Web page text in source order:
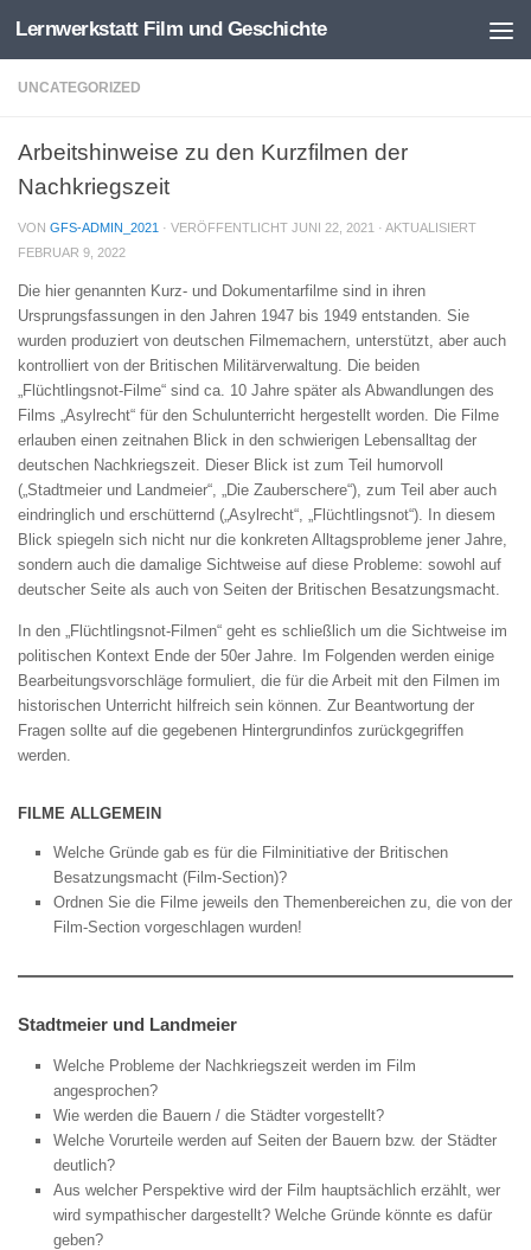
Zum Inhalt springen
Lernwerkstatt Film und Geschichte
UNCATEGORIZED
Arbeitshinweise zu den Kurzfilmen der
Nachkriegszeit
VON GFS-ADMIN_2021 · VERÖFFENTLICHT JUNI 22, 2021 · AKTUALISIERT
FEBRUAR 9, 2022
Die hier genannten Kurz- und Dokumentarfilme sind in ihren
Ursprungsfassungen in den Jahren 1947 bis 1949 entstanden. Sie
wurden produziert von deutschen Filmemachern, unterstützt, aber auch
kontrolliert von der Britischen Militärverwaltung. Die beiden
„Flüchtlingsnot-Filme“ sind ca. 10 Jahre später als Abwandlungen des
Films „Asylrecht“ für den Schulunterricht hergestellt worden. Die Filme
erlauben einen zeitnahen Blick in den schwierigen Lebensalltag der
deutschen Nachkriegszeit. Dieser Blick ist zum Teil humorvoll
(„Stadtmeier und Landmeier“, „Die Zauberschere“), zum Teil aber auch
eindringlich und erschütternd („Asylrecht“, „Flüchtlingsnot“). In diesem
Blick spiegeln sich nicht nur die konkreten Alltagsprobleme jener Jahre,
sondern auch die damalige Sichtweise auf diese Probleme: sowohl auf
deutscher Seite als auch von Seiten der Britischen Besatzungsmacht.
In den „Flüchtlingsnot-Filmen“ geht es schließlich um die Sichtweise im
politischen Kontext Ende der 50er Jahre. Im Folgenden werden einige
Bearbeitungsvorschläge formuliert, die für die Arbeit mit den Filmen im
historischen Unterricht hilfreich sein können. Zur Beantwortung der
Fragen sollte auf die gegebenen Hintergrundinfos zurückgegriffen
werden.
FILME ALLGEMEIN
Welche Gründe gab es für die Filminitiative der Britischen
Besatzungsmacht (Film-Section)?
Ordnen Sie die Filme jeweils den Themenbereichen zu, die von der
Film-Section vorgeschlagen wurden!
Stadtmeier und Landmeier
Welche Probleme der Nachkriegszeit werden im Film
angesprochen?
Wie werden die Bauern / die Städter vorgestellt?
Welche Vorurteile werden auf Seiten der Bauern bzw. der Städter
deutlich?
Aus welcher Perspektive wird der Film hauptsächlich erzählt, wer
wird sympathischer dargestellt? Welche Gründe könnte es dafür
geben?